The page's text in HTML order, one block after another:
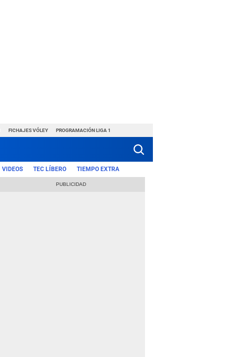
FICHAJES VÓLEY PROGRAMACIÓN LIGA 1
VIDEOS TEC LÍBERO TIEMPO EXTRA